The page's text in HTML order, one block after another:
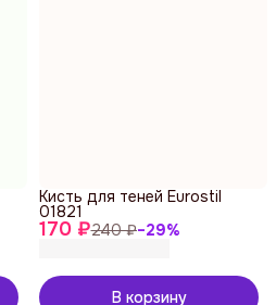
170 ₽240 ₽−29%
Кисть для теней Eurostil
01821
В корзину